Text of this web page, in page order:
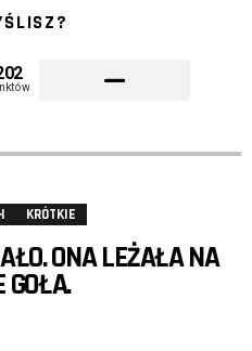
KRÓTKIE
ONA LEŻAŁA NA
GOŁA.